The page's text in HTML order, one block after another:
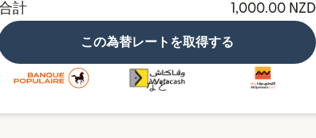
計
1,000.00 NZD
この為替レートを取得する
など